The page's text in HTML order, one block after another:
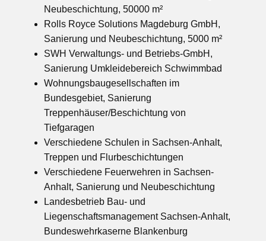
Neubeschichtung, 50000 m²
Rolls Royce Solutions Magdeburg GmbH,
Sanierung und Neubeschichtung, 5000 m²
SWH Verwaltungs- und Betriebs-GmbH,
Sanierung Umkleidebereich Schwimmbad
Wohnungsbaugesellschaften im
Bundesgebiet, Sanierung
Treppenhäuser/Beschichtung von
Tiefgaragen
Verschiedene Schulen in Sachsen-Anhalt,
Treppen und Flurbeschichtungen
Verschiedene Feuerwehren in Sachsen-
Anhalt, Sanierung und Neubeschichtung
Landesbetrieb Bau- und
Liegenschaftsmanagement Sachsen-Anhalt,
Bundeswehrkaserne Blankenburg